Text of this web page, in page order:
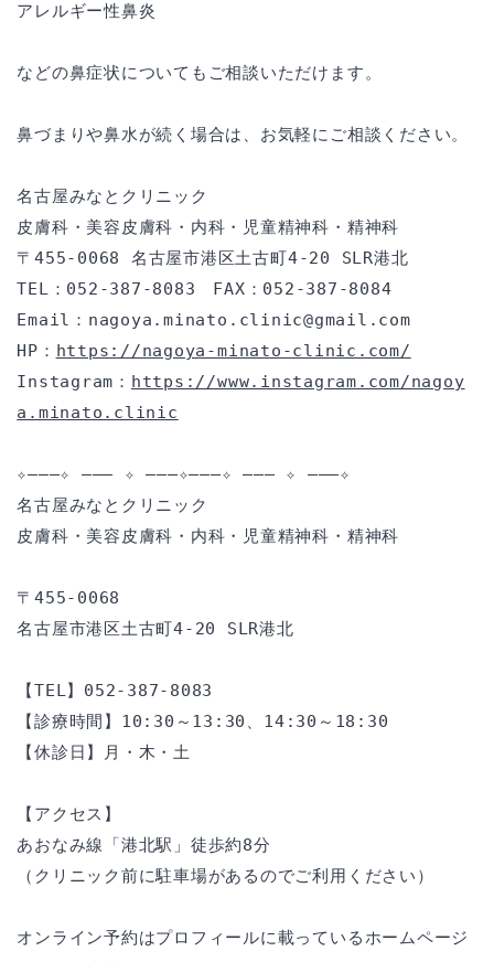
アレルギー性鼻炎
などの鼻症状についてもご相談いただけます。
鼻づまりや鼻水が続く場合は、お気軽にご相談ください。
名古屋みなとクリニック
皮膚科・美容皮膚科・内科・児童精神科・精神科
〒455-0068 名古屋市港区土古町4-20 SLR港北
TEL：052-387-8083　FAX：052-387-8084
Email：nagoya.minato.clinic@gmail.com
HP： https://nagoya-minato-clinic.com/
Instagram： https://www.instagram.com/nagoy
a.minato.clinic
✧———✧ ——— ✧ ———✧———✧ ——— ✧ ———✧
名古屋みなとクリニック
皮膚科・美容皮膚科・内科・児童精神科・精神科
〒455-0068
名古屋市港区土古町4-20 SLR港北
【TEL】052-387-8083
【診療時間】10:30～13:30、14:30～18:30
【休診日】月・木・土
【アクセス】
あおなみ線「港北駅」徒歩約8分
（クリニック前に駐車場があるのでご利用ください）
オンライン予約はプロフィールに載っているホームページ